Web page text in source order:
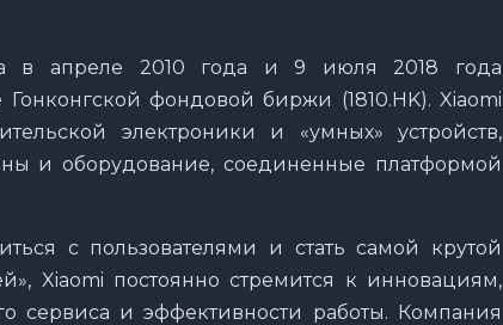
в апреле 2010 года и 9 июля 2018 года
фондовой биржи (1810.HK). Xiaomi
электроники и «умных» устройств,
и оборудование, соединенные платформой
с пользователями и стать самой крутой
Xiaomi постоянно стремится к инновациям,
сервиса и эффективности работы. Компания